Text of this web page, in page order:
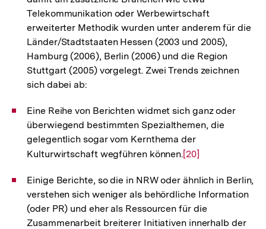
Telekommunikation oder Werbewirtschaft
erweiterter Methodik wurden unter anderem für die
Länder/Stadtstaaten Hessen (2003 und 2005),
Hamburg (2006), Berlin (2006) und die Region
Stuttgart (2005) vorgelegt. Zwei Trends zeichnen
sich dabei ab:
Eine Reihe von Berichten widmet sich ganz oder
überwiegend bestimmten Spezialthemen, die
gelegentlich sogar vom Kernthema der
Kulturwirtschaft wegführen können.Zur
der
Fußnote
[20]
Einige Berichte, so die in NRW oder ähnlich in Berlin,
verstehen sich weniger als behördliche Information
(oder PR) und eher als Ressourcen für die
Zusammenarbeit breiterer Initiativen innerhalb der